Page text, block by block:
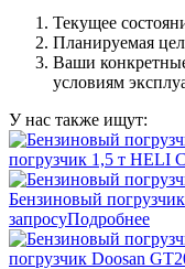
Текущее
Планируемая
Ваши
условиям
У нас также ищут:
погрузчик 1,5 т HELI
Бензиновый
запросуПодробнее
погрузчик Doosan